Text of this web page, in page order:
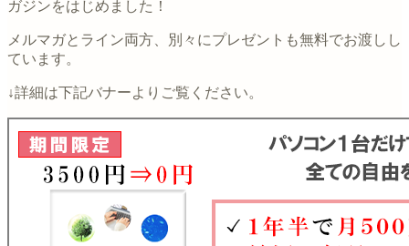
ガジンをはじめました！
メルマガとライン両方、別々にプレゼントも無料でお渡しし
ています。
↓詳細は下記バナーよりご覧ください。